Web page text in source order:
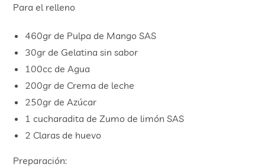
Para el relleno
460gr de Pulpa de Mango SAS
30gr de Gelatina sin sabor
100cc de Agua
200gr de Crema de leche
250gr de Azúcar
1 cucharadita de Zumo de limón SAS
2 Claras de huevo
Preparación: